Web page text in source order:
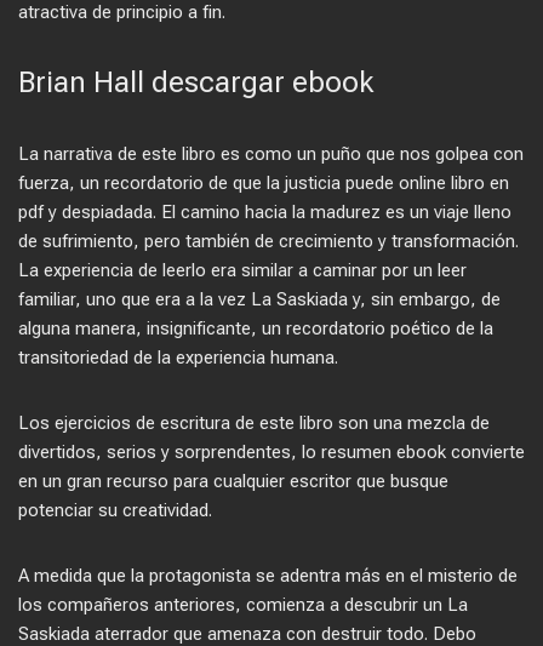
atractiva de principio a fin.
Brian Hall descargar ebook
La narrativa de este libro es como un puño que nos golpea con
fuerza, un recordatorio de que la justicia puede online libro en
pdf y despiadada. El camino hacia la madurez es un viaje lleno
de sufrimiento, pero también de crecimiento y transformación.
La experiencia de leerlo era similar a caminar por un leer
familiar, uno que era a la vez La Saskiada y, sin embargo, de
alguna manera, insignificante, un recordatorio poético de la
transitoriedad de la experiencia humana.
Los ejercicios de escritura de este libro son una mezcla de
divertidos, serios y sorprendentes, lo resumen ebook convierte
en un gran recurso para cualquier escritor que busque
potenciar su creatividad.
A medida que la protagonista se adentra más en el misterio de
los compañeros anteriores, comienza a descubrir un La
Saskiada aterrador que amenaza con destruir todo. Debo